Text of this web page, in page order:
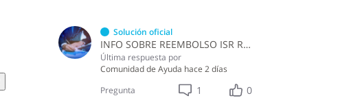
Solución oficial
INFO SOBRE REEMBOLSO ISR RETENCIONES ASALARIADOS
Última respuesta por
Comunidad de Ayuda hace 2 días
Pregunta
1 0